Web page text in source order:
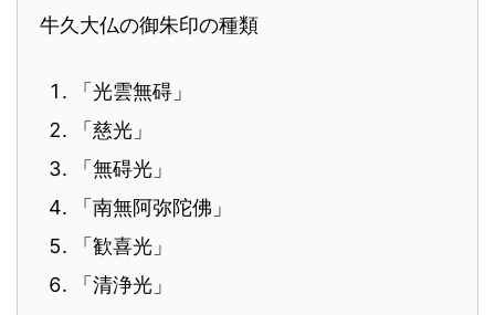
牛久大仏の御朱印の種類
「光雲無碍」
「慈光」
「無碍光」
「南無阿弥陀佛」
「歓喜光」
「清浄光」